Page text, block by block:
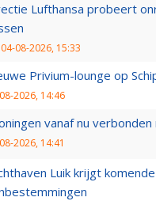
Lufthansa probeert
04-08-2026, 15:33
Privium-lounge op
2026, 14:46
vanaf nu
2026, 14:41
Luik krijgt